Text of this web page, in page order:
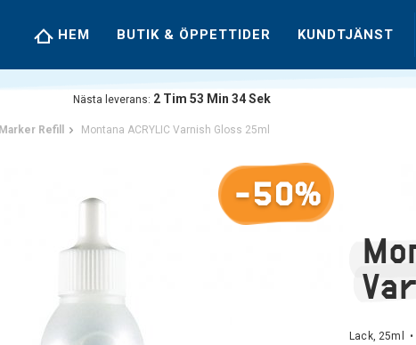
HEM BUTIK & ÖPPETTIDER KUNDTJÄNST
Nästa leverans: 2 Tim 53 Min 34Sek
Marker Refill Montana ACRYLIC Varnish Gloss 25ml
-50%
Lack, 25ml